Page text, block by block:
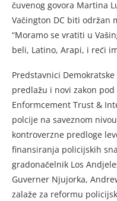
čuvenog govora Martina
Vačington DC biti održan
“Moramo se vratiti u
beli, Latino, Arapi, i reći
Predstavnici
predlažu i novi zakon
Enformcement Trust &
polcije na saveznom
kontroverzne predloge
finansiranja policijskih
gradonačelnik Los
Guverner Njujorka,
zalaže za reformu